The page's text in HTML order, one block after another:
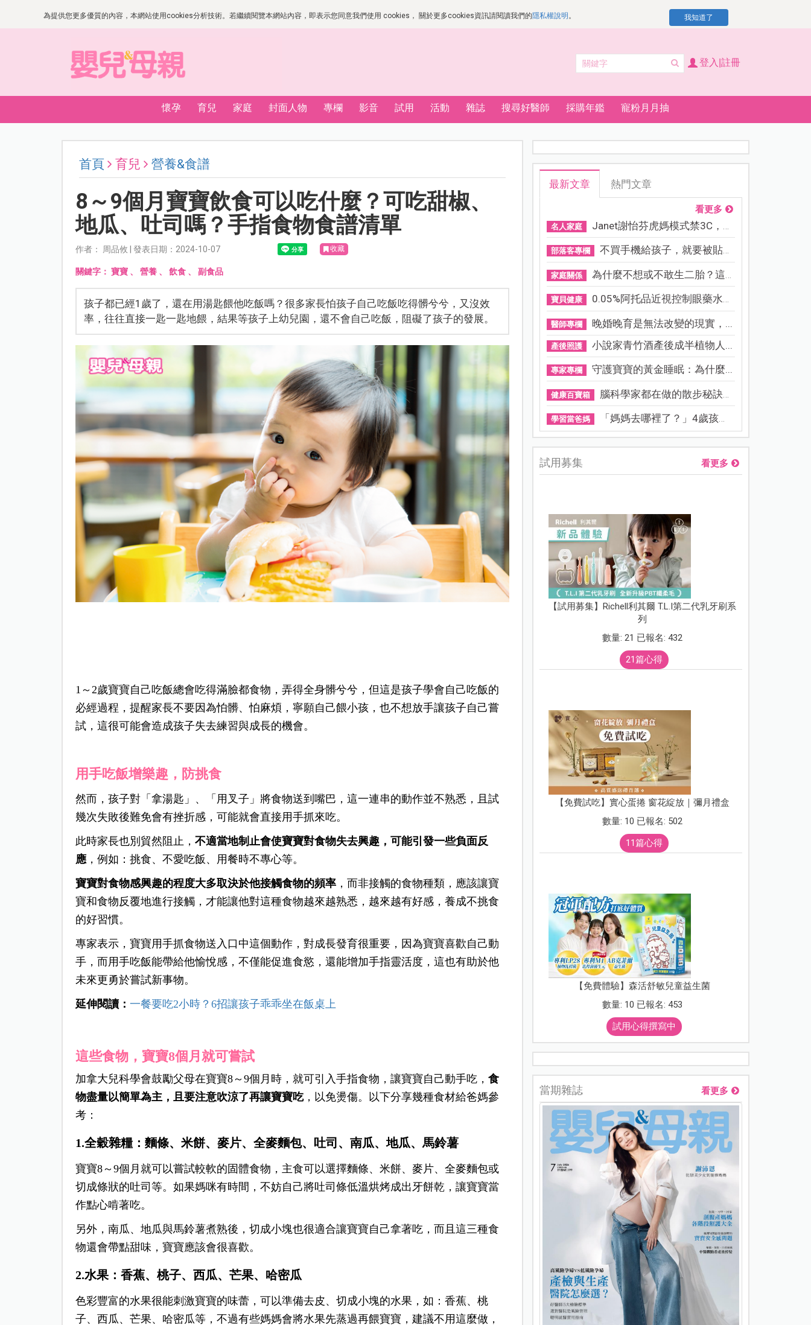
為提供您更多優質的內容，本網站使用cookies分析技術。若繼續閱覽本網站內容，即表示您同意我們使用 cookies， 關於更多cookies資訊請閱讀我們的隱私權說明 。 我知道了
登入|註冊
懷孕 育兒 家庭 封面人物 專欄 影音 試用 活動 雜誌 搜尋好醫師 採購年鑑 寵粉月月抽
首頁 育兒 營養&食譜
8～9個月寶寶飲食可以吃什麼？可吃甜椒、
地瓜、吐司嗎？手指食物食譜清單
作者： 周品攸 | 發表日期：2024-10-07 收藏
關鍵字： 寶寶、 營養、 飲食、 副食品
孩子都已經1歲了，還在用湯匙餵他吃飯嗎？很多家長怕孩子自己吃飯吃得髒兮兮，又沒效
率，往往直接一匙一匙地餵，結果等孩子上幼兒園，還不會自己吃飯，阻礙了孩子的發展。
1～2歲寶寶自己吃飯總會吃得滿臉都食物，弄得全身髒兮兮，但這是孩子學會自己吃飯的
必經過程，提醒家長不要因為怕髒、怕麻煩，寧願自己餵小孩，也不想放手讓孩子自己嘗
試，這很可能會造成孩子失去練習與成長的機會。
用手吃飯增樂趣，防挑食
然而，孩子對「拿湯匙」、「用叉子」將食物送到嘴巴，這一連串的動作並不熟悉，且試
幾次失敗後難免會有挫折感，可能就會直接用手抓來吃。
此時家長也別貿然阻止， 不適當地制止會使寶寶對食物失去興趣，可能引發一些負面反
應，例如：挑食、不愛吃飯、用餐時不專心等。
寶寶對食物感興趣的程度大多取決於他接觸食物的頻率，而非接觸的食物種類，應該讓寶
寶和食物反覆地進行接觸，才能讓他對這種食物越來越熟悉，越來越有好感，養成不挑食
的好習慣。
專家表示，寶寶用手抓食物送入口中這個動作，對成長發育很重要，因為寶寶喜歡自己動
手，而用手吃飯能帶給他愉悅感，不僅能促進食慾，還能增加手指靈活度，這也有助於他
未來更勇於嘗試新事物。
延伸閱讀： 一餐要吃2小時？6招讓孩子乖乖坐在飯桌上
這些食物，寶寶8個月就可嘗試
加拿大兒科學會鼓勵父母在寶寶8～9個月時，就可引入手指食物，讓寶寶自己動手吃， 食
物盡量以簡單為主，且要注意吹涼了再讓寶寶吃，以免燙傷。以下分享幾種食材給爸媽參
考：
1.全穀雜糧：麵條、米餅、麥片、全麥麵包、吐司、南瓜、地瓜、馬鈴薯
寶寶8～9個月就可以嘗試較軟的固體食物，主食可以選擇麵條、米餅、麥片、全麥麵包或
切成條狀的吐司等。如果媽咪有時間，不妨自己將吐司條低溫烘烤成出牙餅乾，讓寶寶當
作點心啃著吃。
另外，南瓜、地瓜與馬鈴薯煮熟後，切成小塊也很適合讓寶寶自己拿著吃，而且這三種食
物還會帶點甜味，寶寶應該會很喜歡。
2.水果：香蕉、桃子、西瓜、芒果、哈密瓜
色彩豐富的水果很能刺激寶寶的味蕾，可以準備去皮、切成小塊的水果，如：香蕉、桃
子、西瓜、芒果、哈密瓜等，不過有些媽媽會將水果先蒸過再餵寶寶，建議不用這麼做，
最新文章 熱門文章
看更多
名人家庭 Janet謝怡芬虎媽模式禁3C，看...
部落客專欄 不買手機給孩子，就要被貼「...
家庭關係 為什麼不想或不敢生二胎？這8...
寶貝健康 0.05%阿托品近視控制眼藥水納...
醫師專欄 晚婚晚育是無法改變的現實，...
產後照護 小說家青竹酒產後成半植物人...
專家專欄 守護寶寶的黃金睡眠：為什麼...
健康百寶箱 腦科學家都在做的散步秘訣！...
學習當爸媽 「媽媽去哪裡了？」4歲孩子還...
試用募集 看更多
【試用募集】Richell利其爾 T.L.I第二代乳牙刷系
列
數量: 21 已報名: 432
21篇心得
【免費試吃】實心蛋捲 窗花綻放｜彌月禮盒
數量: 10 已報名: 502
11篇心得
【免費體驗】森活舒敏兒童益生菌
數量: 10 已報名: 453
試用心得撰寫中
當期雜誌 看更多